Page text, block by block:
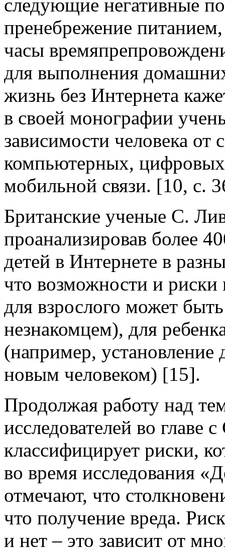
следующие негативные
пренебрежение
часы
для выполнения
жизнь без Интернета
в своей монографии
зависимости человека
компьютерных, цифровых
мобильной связи. [10, с.
Британские ученые С.
проанализировав более
детей в Интернете в
что возможности и риски
для взрослого может
незнакомцем), для
(например,
новым человеком) [15].
Продолжая работу над
исследователей во главе
классифицирует риски,
во время исследования
отмечают, что
что получение вреда.
и нет – это зависит от